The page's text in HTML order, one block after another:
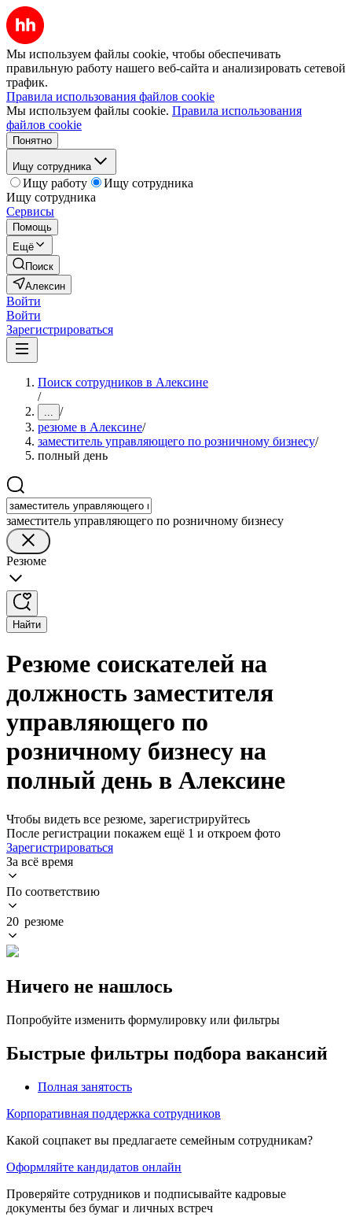
Мы используем файлы cookie, чтобы обеспечивать
правильную работу нашего веб-сайта и анализировать сетевой
трафик.
Правила использования файлов cookie
Мы используем файлы cookie. Правила использования
файлов cookie
Понятно
Ищу сотрудника
Ищу работу
Ищу сотрудника
Ищу сотрудника
Сервисы
Помощь
Ещё
Поиск
Алексин
Войти
Войти
Зарегистрироваться
Поиск сотрудников в Алексине
/
... /
резюме в Алексине/
заместитель управляющего по розничному бизнесу/
полный день
заместитель управляющего по розничному бизнесу
Резюме
Найти
Резюме соискателей на
должность заместителя
управляющего по
розничному бизнесу на
полный день в Алексине
Чтобы видеть все резюме, зарегистрируйтесь
После регистрации покажем ещё 1 и откроем фото
Зарегистрироваться
За всё время
По соответствию
20 резюме
Ничего не нашлось
Попробуйте изменить формулировку или фильтры
Быстрые фильтры подбора вакансий
Полная занятость
Корпоративная поддержка сотрудников
Какой соцпакет вы предлагаете семейным сотрудникам?
Оформляйте кандидатов онлайн
Проверяйте сотрудников и подписывайте кадровые
документы без бумаг и личных встреч